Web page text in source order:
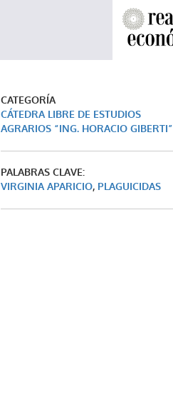
CATEGORÍA
CÁTEDRA LIBRE DE ESTUDIOS
AGRARIOS “ING. HORACIO GIBERTI”
PALABRAS CLAVE:
VIRGINIA APARICIO, PLAGUICIDAS